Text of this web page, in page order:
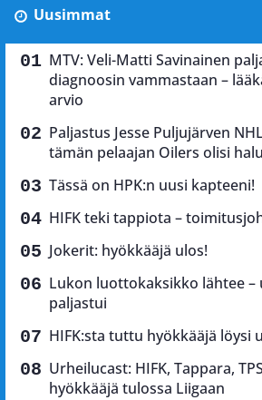
Uusimmat
MTV: Veli-Matti Savinainen
diagnoosin vammastaan –
arvio
Paljastus Jesse Puljujärven
tämän pelaajan Oilers olisi
Tässä on HPK:n uusi kapteeni!
HIFK teki tappiota –
Jokerit: hyökkääjä ulos!
Lukon luottokaksikko lähtee –
paljastui
HIFK:sta tuttu hyökkääjä löysi
Urheilucast: HIFK, Tappara,
hyökkääjä tulossa Liigaan